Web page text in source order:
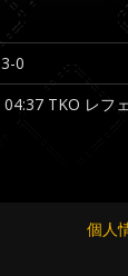
0
04:37 TKO レフ
個人